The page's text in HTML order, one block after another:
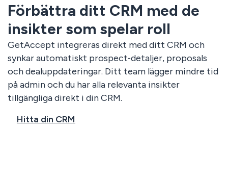
Förbättra ditt CRM med de
insikter som spelar roll
GetAccept integreras direkt med ditt CRM och
synkar automatiskt prospect‑detaljer, proposals
och dealuppdateringar. Ditt team lägger mindre tid
på admin och du har alla relevanta insikter
tillgängliga direkt i din CRM.
Hitta din CRM